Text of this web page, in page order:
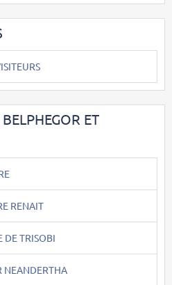
ET
RENAIT
DE TRISOBI
NEANDERTHA